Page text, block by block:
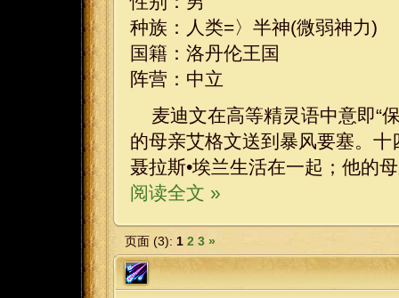
种族：人类=〉半神(微弱神力)
国籍：洛丹伦王国
阵营：中立
麦迪文在高等精灵语中意即“
的母亲艾格文送到暴风要塞。
聂拉斯•埃兰生活在一起；他的
阅读全文 »
页面 (3): 1 2 3 »